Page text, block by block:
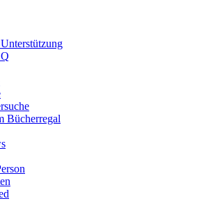
Bücherregal